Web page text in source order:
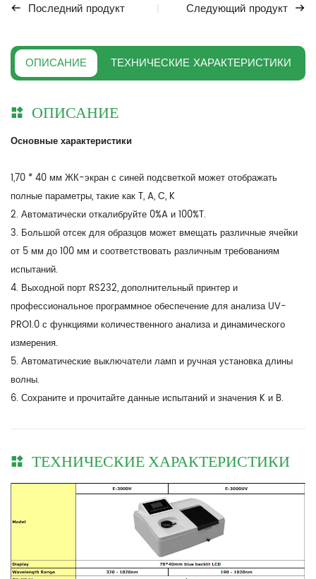
Последний продукт Следующий продукт
ОПИСАНИЕ ТЕХНИЧЕСКИЕ ХАРАКТЕРИСТИКИ
ОПИСАНИЕ
Основные характеристики
1,70 * 40 мм ЖК-экран с синей подсветкой может отображать
полные параметры, такие как T, A, C, K
2. Автоматически откалибруйте 0%A и 100%T.
3. Большой отсек для образцов может вмещать различные ячейки
от 5 мм до 100 мм и соответствовать различным требованиям
испытаний.
4. Выходной порт RS232, дополнительный принтер и
профессиональное программное обеспечение для анализа UV-
PRO1.0 с функциями количественного анализа и динамического
измерения.
5. Автоматические выключатели ламп и ручная установка длины
волны.
6. Сохраните и прочитайте данные испытаний и значения K и B.
ТЕХНИЧЕСКИЕ ХАРАКТЕРИСТИКИ